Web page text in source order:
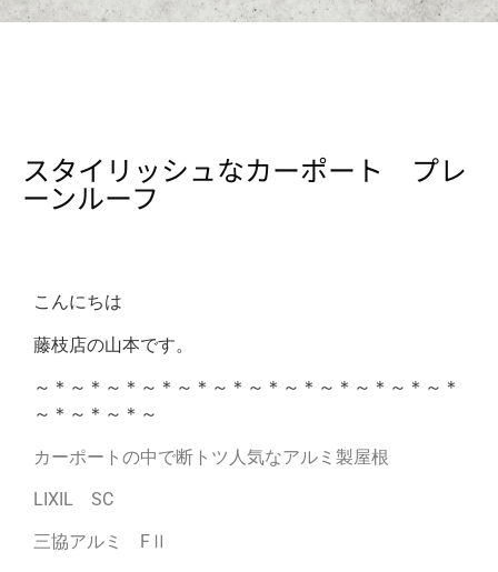
スタイリッシュなカーポート プレ
ーンルーフ
こんにちは
藤枝店の山本です。
～＊～＊～＊～＊～＊～＊～＊～＊～＊～＊～＊～＊
～＊～＊～＊～
カーポートの中で断トツ人気なアルミ製屋根
LIXIL SC
三協アルミ FⅡ